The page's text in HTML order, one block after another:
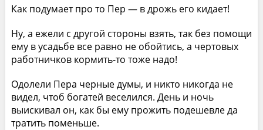
Как подумает про то Пер — в дрожь его кидает!
Ну, а ежели с другой стороны взять, так без помощи
ему в усадьбе все равно не обойтись, а чертовых
работничков кормить-то тоже надо!
Одолели Пера черные думы, и никто никогда не
видел, чтоб богатей веселился. День и ночь
выискивал он, как бы ему прожить подешевле да
тратить поменьше.